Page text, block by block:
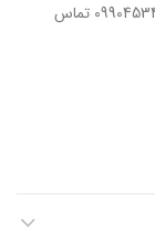
سفارش در چاپ و تبلیغات نوین گرافیک با شماره 09904534705 تماس